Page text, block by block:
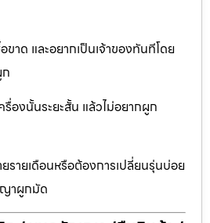
าด และอยากเป็นเจ้าของทันทีโดย
รื่องนั้นระยะสั้น แล้วไม่อยากผูก
รายเดือนหรือต้องการเปลี่ยนรุ่นบ่อย
าผูกมัด